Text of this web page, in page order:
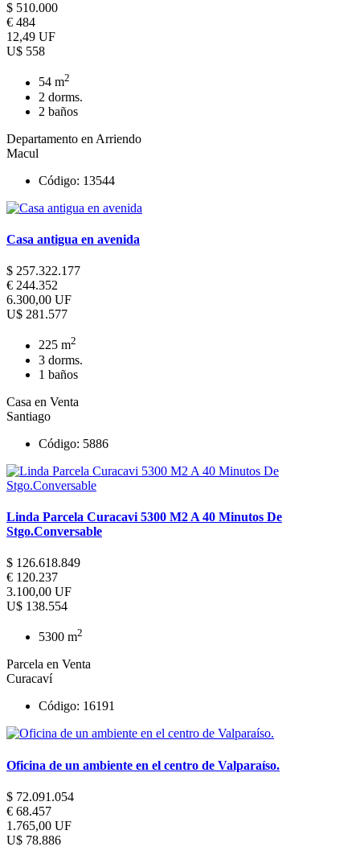
$ 510.000
€ 484
12,49 UF
U$ 558
54 m2
2 dorms.
2 baños
Departamento en Arriendo
Macul
Código: 13544
Casa antigua en avenida
$ 257.322.177
€ 244.352
6.300,00 UF
U$ 281.577
225 m2
3 dorms.
1 baños
Casa en Venta
Santiago
Código: 5886
Linda Parcela Curacavi 5300 M2 A 40 Minutos De
Stgo.Conversable
$ 126.618.849
€ 120.237
3.100,00 UF
U$ 138.554
5300 m2
Parcela en Venta
Curacaví
Código: 16191
Oficina de un ambiente en el centro de Valparaíso.
$ 72.091.054
€ 68.457
1.765,00 UF
U$ 78.886